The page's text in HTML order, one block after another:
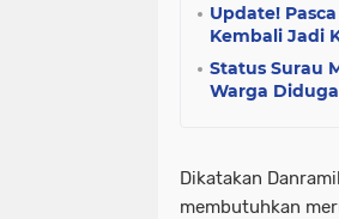
Update!
Kembali Jadi
Status Surau
Warga
Dikatakan
membutuhkan